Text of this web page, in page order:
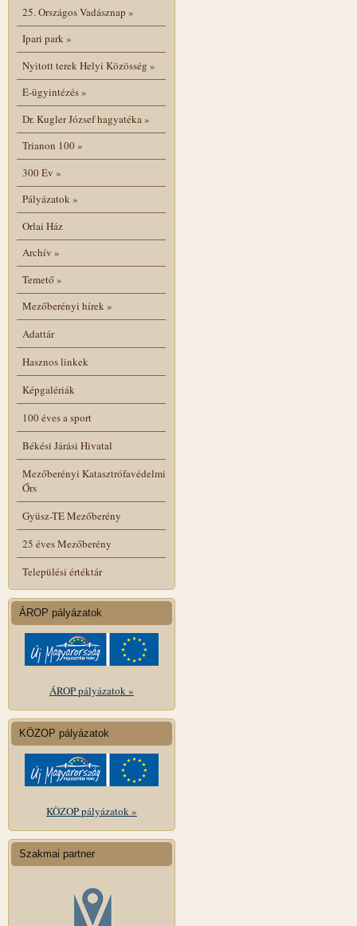
25. Országos Vadásznap »
Ipari park»
Nyitott terek Helyi Közösség »
E-ügyintézés»
Dr. Kugler József hagyatéka»
Trianon 100»
300 Év »
Pályázatok»
Orlai Ház
Archív »
Temető»
Mezőberényi hírek»
Adattár
Hasznos linkek
Képgalériák
100 éves a sport
Békési Járási Hivatal
Mezőberényi Katasztrófavédelmi
Őrs
Gyüsz-TE Mezőberény
25 éves Mezőberény
Települési értéktár
ÁROP pályázatok
ÁROP pályázatok »
KÖZOP pályázatok
KÖZOP pályázatok »
Szakmai partner